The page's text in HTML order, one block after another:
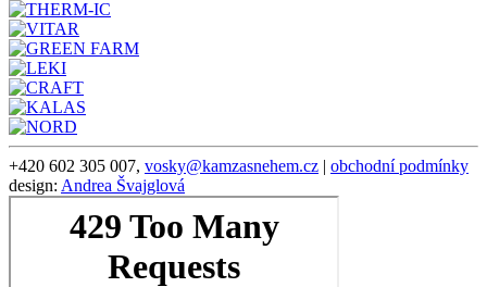
+420 602 305 007, vosky@kamzasnehem.cz | obchodní podmínky
design: Andrea Švajglová